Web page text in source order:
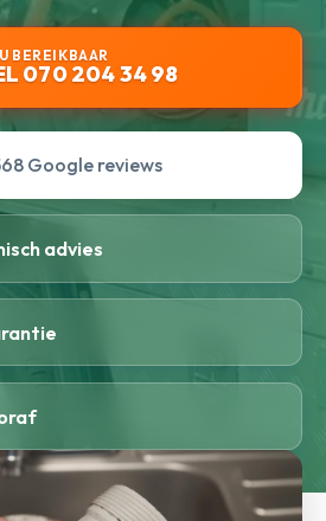
BEREIKBAAR
070 204 34 98
Google reviews
advies